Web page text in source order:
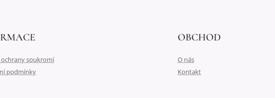
ochrany soukromí
podmínky
OBCHOD
O nás
Kontakt